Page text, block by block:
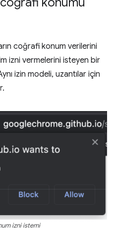
coğrafi konum verilerini
izni vermelerini isteyen bir
izin modeli, uzantılar için
izni istemi